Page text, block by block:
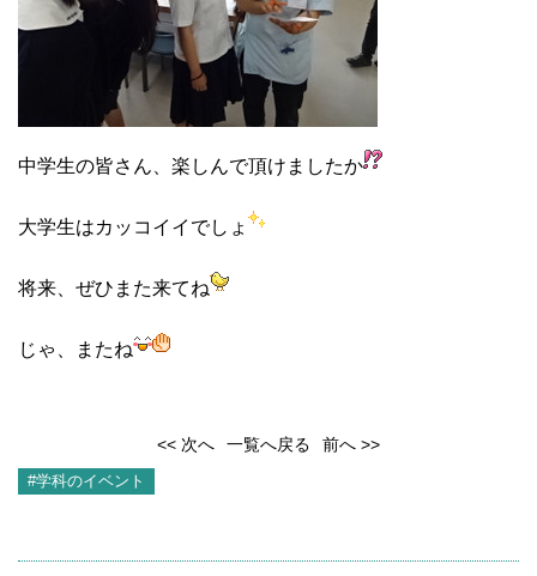
中学生の皆さん、楽しんで頂けましたか
大学生はカッコイイでしょ
将来、ぜひまた来てね
じゃ、またね
<< 次へ 一覧へ戻る 前へ >>
#学科のイベント